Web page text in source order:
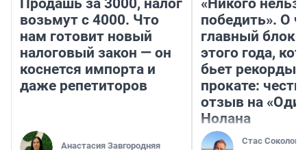
Продашь за 3000, налог
возьмут с 4000. Что
нам готовит новый
налоговый закон — он
коснется импорта и
даже репетиторов
Анастасия Завгородняя
«Никого нельзя
победить». О
главный
этого года,
бьет рекорды в
прокате:
отзыв на
Нолана
Стас Соколов